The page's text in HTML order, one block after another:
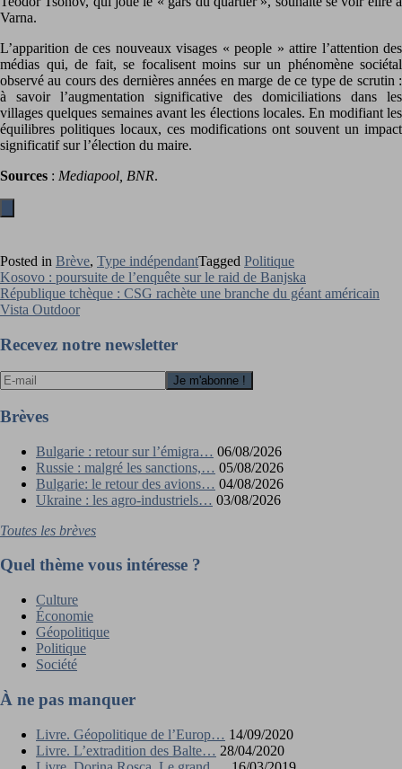
Varna.
L’apparition de ces nouveaux visages « people » attire l’attention des
médias qui, de fait, se focalisent moins sur un phénomène sociétal
observé au cours des dernières années en marge de ce type de scrutin :
à savoir l’augmentation significative des domiciliations dans les
villages quelques semaines avant les élections locales. En modifiant les
équilibres politiques locaux, ces modifications ont souvent un impact
significatif sur l’élection du maire.
Sources : Mediapool, BNR.
Posted in Brève, Type indépendantTagged Politique
Navigation
de
Kosovo : poursuite de l’enquête sur le raid de Banjska
République tchèque : CSG rachète une branche du géant américain
Vista Outdoor
Recevez notre newsletter
Brèves
Bulgarie : retour sur l’émigra… 06/08/2026
Russie : malgré les sanctions,… 05/08/2026
Bulgarie: le retour des avions… 04/08/2026
Ukraine : les agro-industriels… 03/08/2026
Toutes les brèves
Quel thème vous intéresse ?
Culture
Économie
Géopolitique
Politique
Société
À ne pas manquer
Livre. Géopolitique de l’Europ… 14/09/2020
Livre. L’extradition des Balte… 28/04/2020